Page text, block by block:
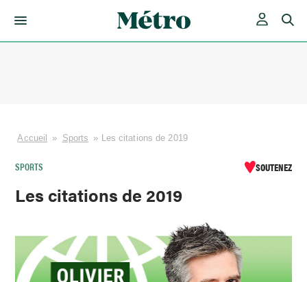
Accueil » Sports » Les citations de 2019
SPORTS SOUTENEZ
Les citations de 2019